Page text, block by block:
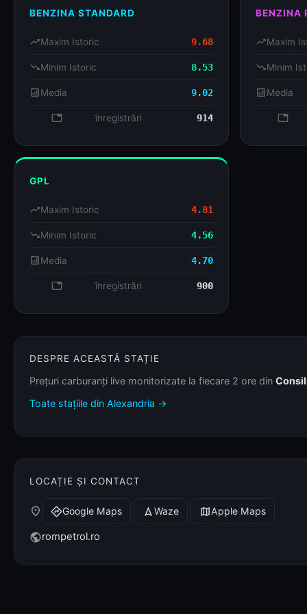
BENZINA STANDARD
trending_upMaxim Istoric 9.68
trending_downMinim Istoric 8.53
analyticsMedia 9.02
database înregistrări 914
BENZINA
trending_upMaxim
trending_downMinim
analyticsMedia
GPL
trending_upMaxim Istoric 4.81
trending_downMinim Istoric 4.56
analyticsMedia 4.70
database înregistrări 900
DESPRE ACEASTĂ STAȚIE
Prețuri carburanți live monitorizate la fiecare 2 ore din
Toate stațiile din Alexandria →
LOCAȚIE ȘI CONTACT
place directionsGoogle Maps navigation Waze mapApple Maps
publicrompetrol.ro